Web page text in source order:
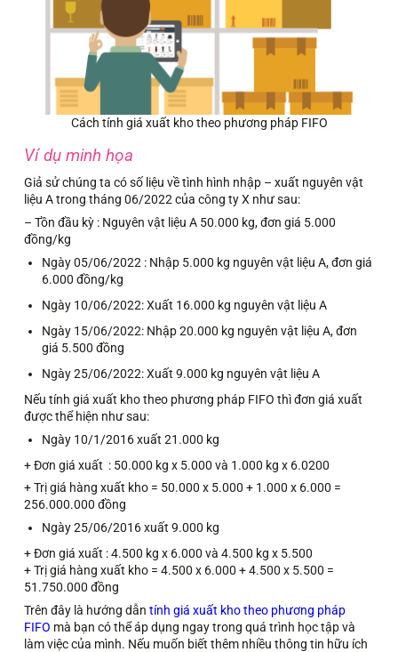
Cách tính giá xuất kho theo phương pháp FIFO
Ví dụ minh họa
Giả sử chúng ta có số liệu về tình hình nhập – xuất nguyên vật
liệu A trong tháng 06/2022 của công ty X như sau:
– Tồn đầu kỳ : Nguyên vật liệu A 50.000 kg, đơn giá 5.000
đồng/kg
Ngày 05/06/2022 : Nhập 5.000 kg nguyên vật liệu A, đơn giá
6.000 đồng/kg
Ngày 10/06/2022: Xuất 16.000 kg nguyên vật liệu A
Ngày 15/06/2022: Nhập 20.000 kg nguyên vật liệu A, đơn
giá 5.500 đồng
Ngày 25/06/2022: Xuất 9.000 kg nguyên vật liệu A
Nếu tính giá xuất kho theo phương pháp FIFO thì đơn giá xuất
được thể hiện như sau:
Ngày 10/1/2016 xuất 21.000 kg
+ Đơn giá xuất : 50.000 kg x 5.000 và 1.000 kg x 6.0200
+ Trị giá hàng xuất kho = 50.000 x 5.000 + 1.000 x 6.000 =
256.000.000 đồng
Ngày 25/06/2016 xuất 9.000 kg
+ Đơn giá xuất : 4.500 kg x 6.000 và 4.500 kg x 5.500
+ Trị giá hàng xuất kho = 4.500 x 6.000 + 4.500 x 5.500 =
51.750.000 đồng
Trên đây là hướng dẫn tính giá xuất kho theo phương pháp
FIFO mà bạn có thể áp dụng ngay trong quá trình học tập và
làm việc của mình. Nếu muốn biết thêm nhiều thông tin hữu ích